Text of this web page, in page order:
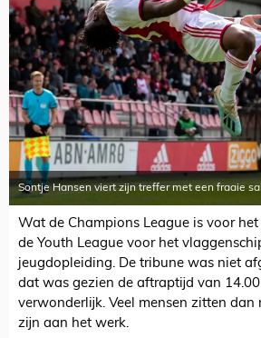
Sontje Hansen viert zijn treffer met een fraaie
Wat de Champions League is voor
de Youth League voor het
jeugdopleiding. De tribune was niet
dat was gezien de aftraptijd van
verwonderlijk. Veel mensen zitten dan
zijn aan het werk.